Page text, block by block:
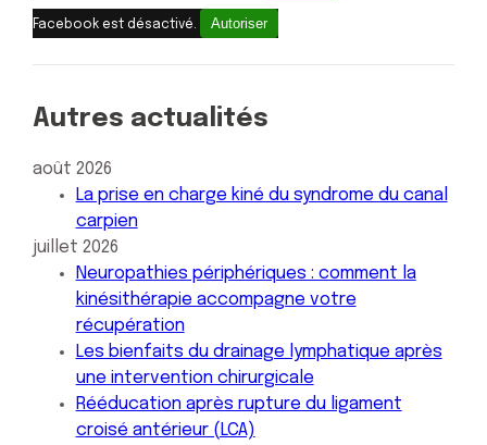
Facebook est désactivé. Autoriser
Autres actualités
août 2026
La prise en charge kiné du syndrome du canal
carpien
juillet 2026
Neuropathies périphériques : comment la
kinésithérapie accompagne votre
récupération
Les bienfaits du drainage lymphatique après
une intervention chirurgicale
Rééducation après rupture du ligament
croisé antérieur (LCA)